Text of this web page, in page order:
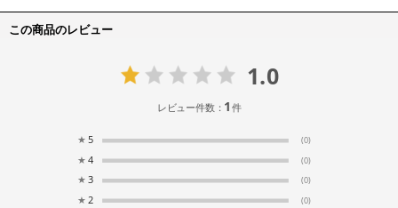
この商品のレビュー
1.0
レビュー件数： 1件
★ 5 (0)
★ 4 (0)
★ 3 (0)
★ 2 (0)